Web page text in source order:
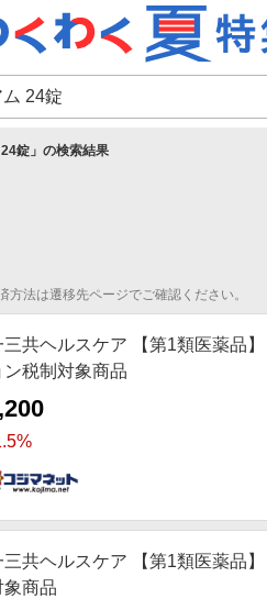
ピング
錠 」の検索結果
法は遷移先ページでご確認ください。
三共ヘルスケア 【第1類医薬品
ン税制対象商品
三共ヘルスケア 【第1類医薬品
象商品